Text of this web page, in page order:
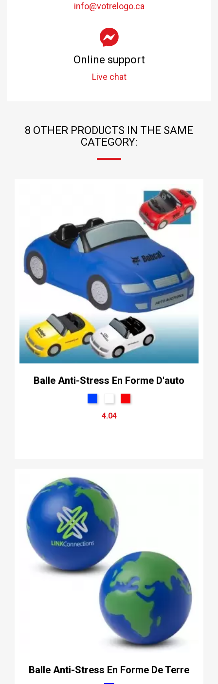
info@votrelogo.ca
Online support
Live chat
8 OTHER PRODUCTS IN THE SAME
CATEGORY:
Balle Anti-Stress En Forme D'auto
4.04
Balle Anti-Stress En Forme De Terre